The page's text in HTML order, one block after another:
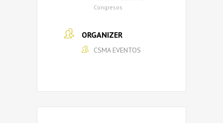
Congresos
ORGANIZER
CSMA EVENTOS